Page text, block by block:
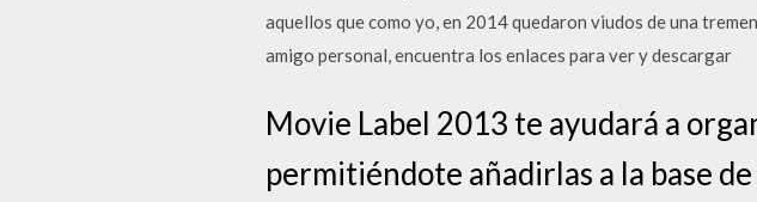
aquellos que como yo, en 2014 quedaron viudos de una
amigo personal, encuentra los enlaces para ver y descargar
Movie Label 2013 te ayudará a
permitiéndote añadirlas a la base